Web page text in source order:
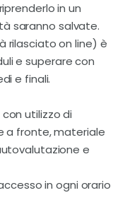
in un
saranno salvate.
rilasciato on line) è
e superare con
e finali.
utilizzo di
a fronte, materiale
e
in ogni orario